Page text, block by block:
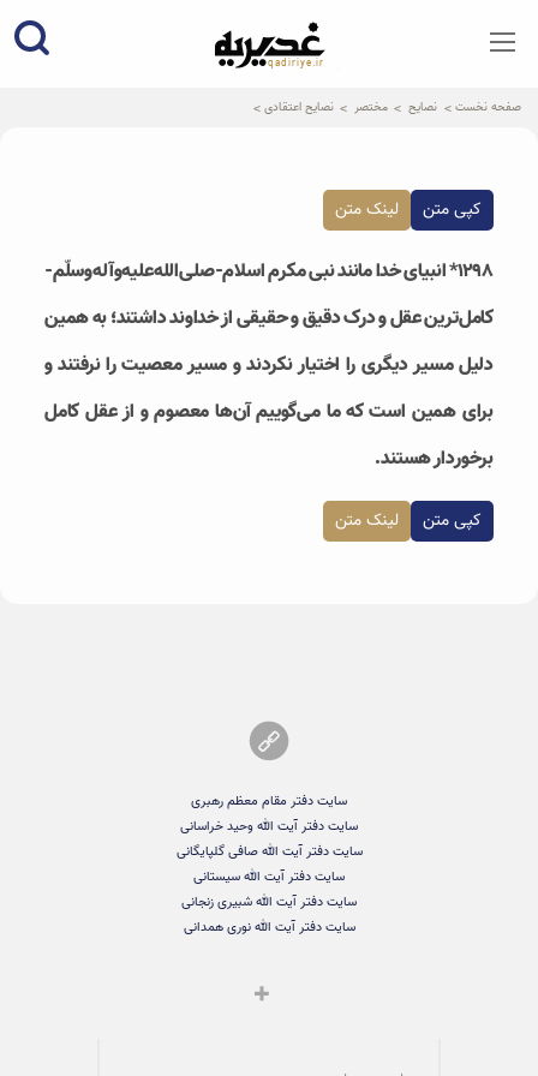
qadiriye.ir
نشریه ی غدیریه-بیانات استاد
صفحه نخست نصایح مختصر نصایح اعتقادی
کپی متن لینک متن
۱۲۹۸* انبیای خدا مانند نبی‌ مکرم اسلام-صلی‌الله‌علیه‌وآله‌وسلّم-
کامل‌ترین عقل و درک دقیق و حقیقی از خداوند داشتند؛ به همین
دلیل مسیر دیگری را اختیار نکردند و مسیر معصیت را نرفتند و
برای همین است که ما می‌گوییم آن‌ها معصوم و از عقل کامل
برخوردار هستند.
کپی متن لینک متن
سایت دفتر مقام معظم رهبری
سایت دفتر آیت الله وحید خراسانی
سایت دفتر آیت الله صافی گلپایگانی
سایت دفتر آیت الله سیستانی
سایت دفتر آیت الله شبیری زنجانی
سایت دفتر آیت الله نوری همدانی